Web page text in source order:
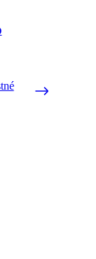
so Zásadami
a hviezdičiek